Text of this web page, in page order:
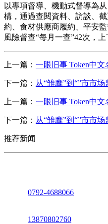
以專項督導、機動式督導為
構，通過查閱資料、訪談、
約、食材供應商履約、平安
風險督查“每月一查”42次，
上一篇： 一眼旧事 Token中
下一篇： 从“雏鹰”到“”市市
上一篇： 一眼旧事 Token中
下一篇： 从“雏鹰”到“”市市
推荐新闻
0792-4688066
13870802760